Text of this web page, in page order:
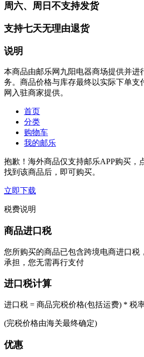
周六、周日不支持发货
支持七天无理由退货
说明
本商品由邮乐网九阳电器商场提供并进
务。商品价格与库存最终以实际下单支
网入驻商家提供。
首页
分类
购物车
我的邮乐
抱歉！海外商品仅支持邮乐APP购买，
找到该商品后，即可购买。
立即下载
税费说明
商品进口税
您所购买的商品已包含跨境电商进口税
承担，您无需再行支付
进口税计算
进口税 = 商品完税价格(包括运费) * 税
(完税价格由海关最终确定)
优惠